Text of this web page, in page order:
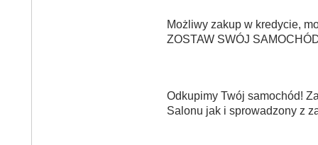
Możliwy zakup w kredycie,
ZOSTAW SWÓJ
Odkupimy Twój samochód!
Salonu jak i sprowadzony z